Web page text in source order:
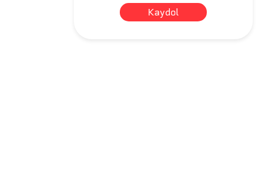
Kaydol